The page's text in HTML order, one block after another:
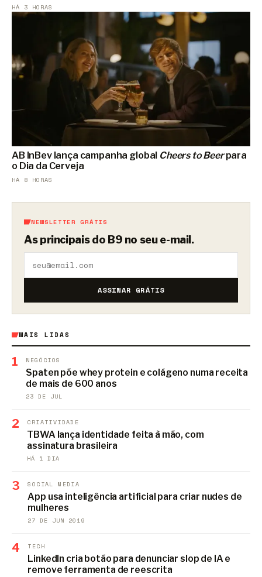
HÁ 3 HORAS
AB InBev lança campanha global Cheers to Beerpara
o Dia da Cerveja
HÁ 8 HORAS
NEWSLETTER GRÁTIS
As principais do B9 no seu e-mail.
ASSINAR GRÁTIS
MAIS LIDAS
1 NEGÓCIOS
Spaten põe whey protein e colágeno numa receita
de mais de 600 anos
23 DE JUL
2 CRIATIVIDADE
TBWA lança identidade feita à mão, com
assinatura brasileira
HÁ 1 DIA
3 SOCIAL MEDIA
App usa inteligência artificial para criar nudes de
mulheres
27 DE JUN 2019
4 TECH
LinkedIn cria botão para denunciar slop de IA e
remove ferramenta de reescrita